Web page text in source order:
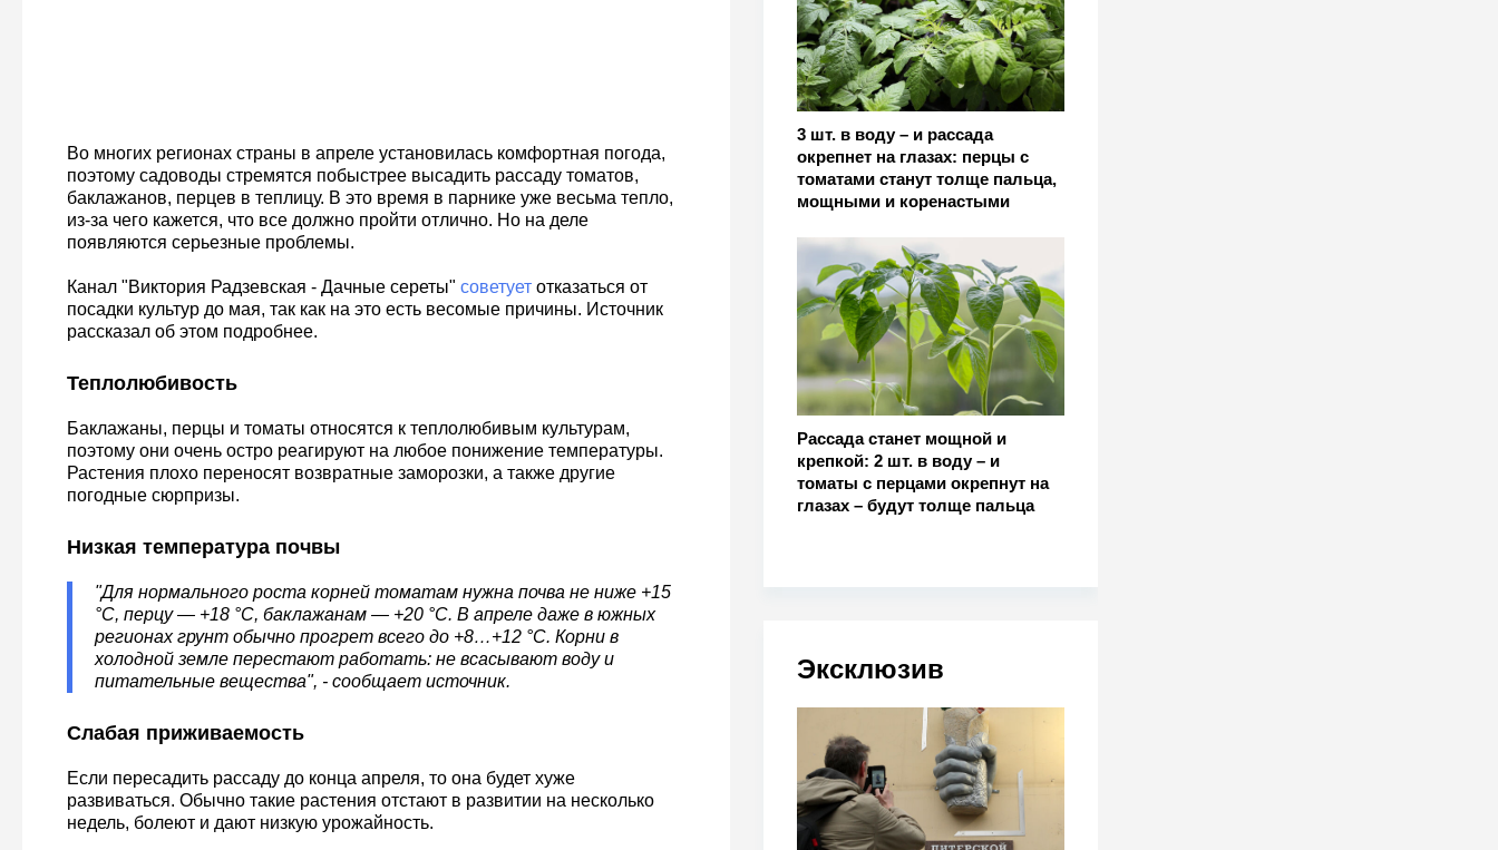
3 шт. в воду – и рассада
окрепнет на глазах: перцы с
томатами станут толще пальца,
мощными и коренастыми
Рассада станет мощной и
крепкой: 2 шт. в воду – и
томаты с перцами окрепнут на
глазах – будут толще пальца
Эксклюзив
Во многих регионах страны в апреле установилась комфортная погода,
поэтому садоводы стремятся побыстрее высадить рассаду томатов,
баклажанов, перцев в теплицу. В это время в парнике уже весьма тепло,
из-за чего кажется, что все должно пройти отлично. Но на деле
появляются серьезные проблемы.
Канал "Виктория Радзевская - Дачные сереты" советуетотказаться от
посадки культур до мая, так как на это есть весомые причины. Источник
рассказал об этом подробнее.
Теплолюбивость
Баклажаны, перцы и томаты относятся к теплолюбивым культурам,
поэтому они очень остро реагируют на любое понижение температуры.
Растения плохо переносят возвратные заморозки, а также другие
погодные сюрпризы.
Низкая температура почвы
"Для нормального роста корней томатам нужна почва не ниже +15
°C, перцу — +18 °C, баклажанам — +20 °C. В апреле даже в южных
регионах грунт обычно прогрет всего до +8…+12 °C. Корни в
холодной земле перестают работать: не всасывают воду и
питательные вещества", - сообщает источник.
Слабая приживаемость
Если пересадить рассаду до конца апреля, то она будет хуже
развиваться. Обычно такие растения отстают в развитии на несколько
недель, болеют и дают низкую урожайность.